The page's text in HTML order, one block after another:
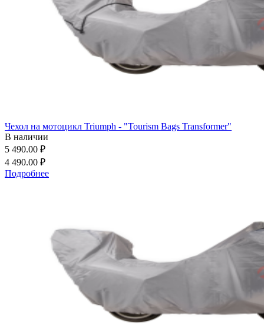
Чехол на мотоцикл Triumph - "Tourism Bags Transformer"
В наличии
5 490.00 ₽
4 490.00 ₽
Подробнее